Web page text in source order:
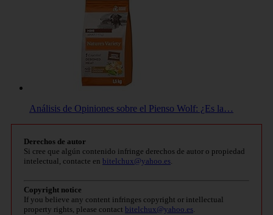
Análisis de Opiniones sobre el Pienso Wolf: ¿Es la…
Derechos de autor
Si cree que algún contenido infringe derechos de autor o propiedad
intelectual, contacte en bitelchux@yahoo.es.
Copyright notice
If you believe any content infringes copyright or intellectual
property rights, please contact bitelchux@yahoo.es.